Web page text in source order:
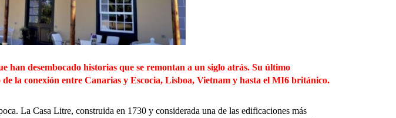
desembocado historias que se remontan a un siglo atrás. Su último
la conexión entre Canarias y Escocia, Lisboa, Vietnam y hasta el MI6 británico.
La Casa Litre, construida en 1730 y considerada una de las edificaciones más